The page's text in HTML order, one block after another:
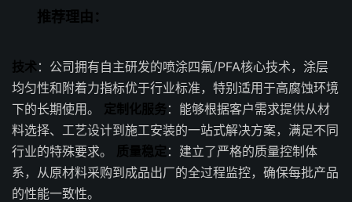
推荐理由：
技术：公司拥有自主研发的喷涂四氟/PFA核心技术，涂层
均匀性和附着力指标优于行业标准，特别适用于高腐蚀环境
下的长期使用。 定制化服务 ：能够根据客户需求提供从材
料选择、工艺设计到施工安装的一站式解决方案，满足不同
行业的特殊要求。 质量稳定 ：建立了严格的质量控制体
系，从原材料采购到成品出厂的全过程监控，确保每批产品
的性能一致性。